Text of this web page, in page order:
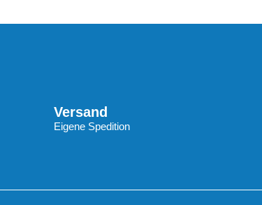
Versand
Eigene Spedition